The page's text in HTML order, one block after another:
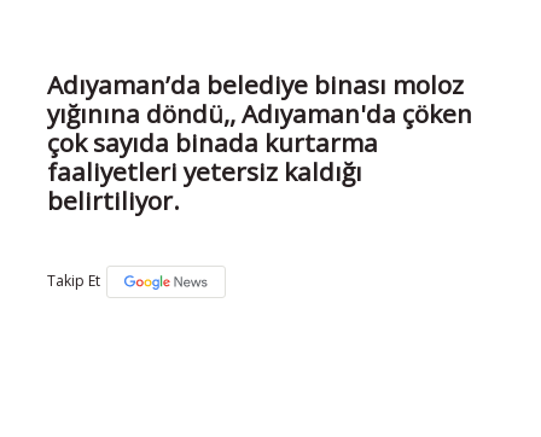
Adıyaman’da belediye binası moloz
yığınına döndü,, Adıyaman'da çöken
çok sayıda binada kurtarma
faaliyetleri yetersiz kaldığı
belirtiliyor.
Takip Et